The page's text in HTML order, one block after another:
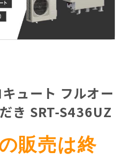
ュート フルオー
き SRT-S436UZ
販売は終